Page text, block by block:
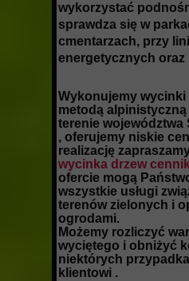
wykorzystać
sprawdza się w
cmentarzach, przy
energetycznych oraz
Wykonujemy
metodą
terenie województwa
, oferujemy niskie
realizację
wycinka drzew cennik
ofercie mogą
wszystkie usługi
terenów zielonych i
ogrodami.
Możemy rozliczyć
wyciętego i obniżyć
niektórych
klientowi .